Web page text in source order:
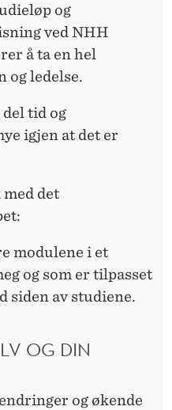
og
ved NHH
å ta en hel
og ledelse.
del tid og
igjen at det er
det
modulene i et
og som er tilpasset
siden av studiene.
OG DIN
og økende